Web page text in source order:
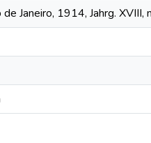
Janeiro, 1914, Jahrg. XVIII,